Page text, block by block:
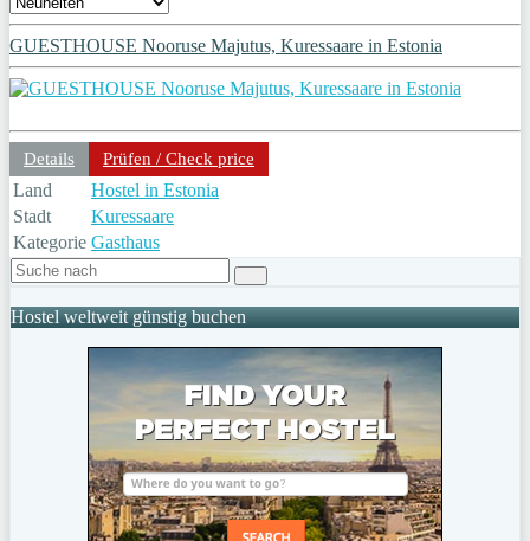
GUESTHOUSE Nooruse Majutus, Kuressaare in Estonia
Details Prüfen / Check price
Land
Hostel in Estonia
Stadt
Kuressaare
Kategorie Gasthaus
Hostel weltweit günstig buchen